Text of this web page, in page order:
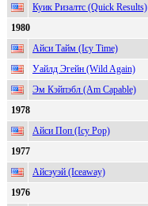
Куик Ризалтс (Quick Results)
1980
Айси Тайм (Icy Time)
Уайлд Эгейн (Wild Again)
Эм Кэйпэбл (Am Capable)
1978
Айси Поп (Icy Pop)
1977
Айсэуэй (Iceaway)
1976